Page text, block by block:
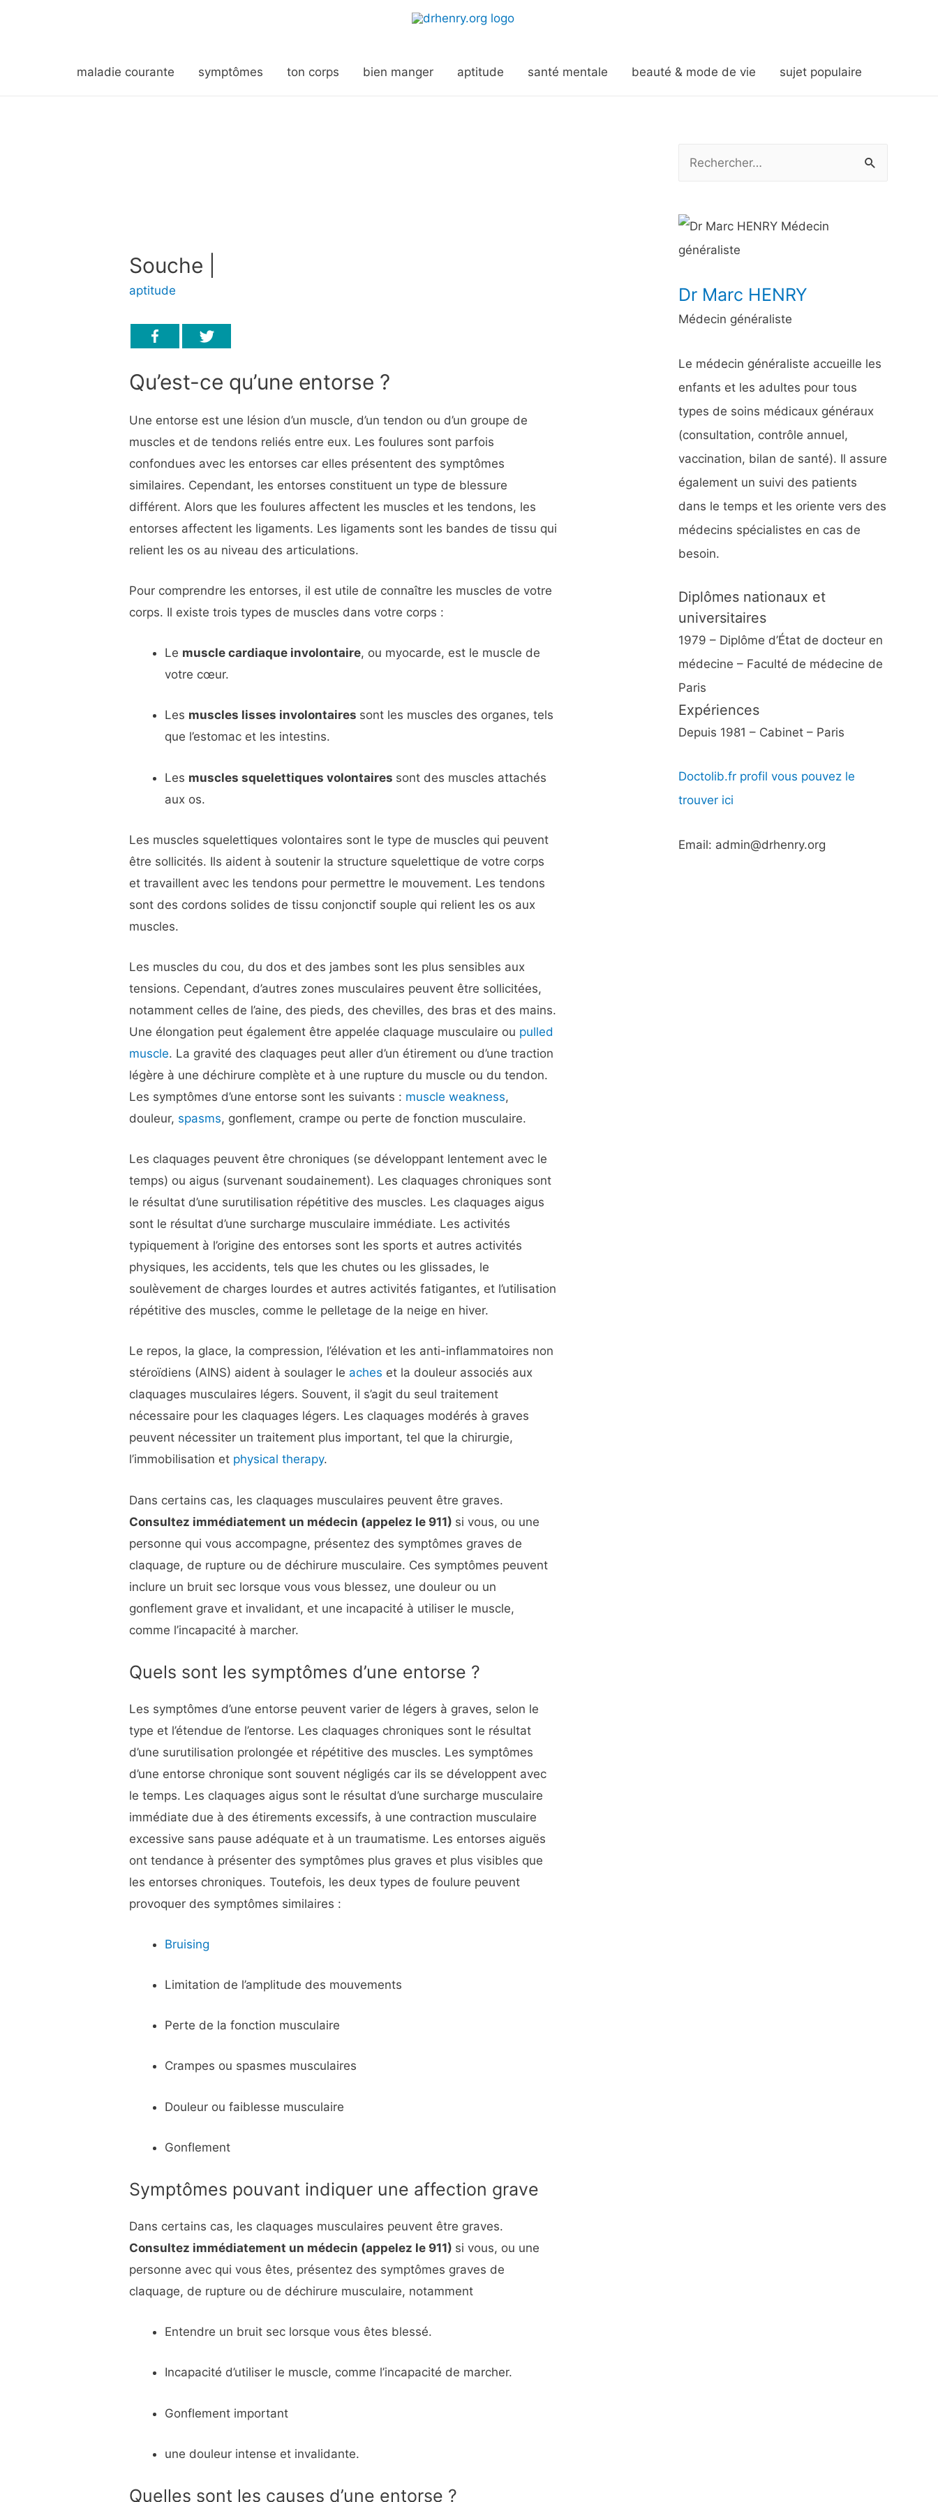
maladie courante symptômes ton corps bien manger aptitude santé mentale beauté & mode de vie sujet populaire
Souche |
aptitude
Qu’est-ce qu’une entorse ?
Une entorse est une lésion d’un muscle, d’un tendon ou d’un groupe de
muscles et de tendons reliés entre eux. Les foulures sont parfois
confondues avec les entorses car elles présentent des symptômes
similaires. Cependant, les entorses constituent un type de blessure
différent. Alors que les foulures affectent les muscles et les tendons, les
entorses affectent les ligaments. Les ligaments sont les bandes de tissu qui
relient les os au niveau des articulations.
Pour comprendre les entorses, il est utile de connaître les muscles de votre
corps. Il existe trois types de muscles dans votre corps :
Le muscle cardiaque involontaire, ou myocarde, est le muscle de
votre cœur.
Les muscles lisses involontaires sont les muscles des organes, tels
que l’estomac et les intestins.
Les muscles squelettiques volontaires sont des muscles attachés
aux os.
Les muscles squelettiques volontaires sont le type de muscles qui peuvent
être sollicités. Ils aident à soutenir la structure squelettique de votre corps
et travaillent avec les tendons pour permettre le mouvement. Les tendons
sont des cordons solides de tissu conjonctif souple qui relient les os aux
muscles.
Les muscles du cou, du dos et des jambes sont les plus sensibles aux
tensions. Cependant, d’autres zones musculaires peuvent être sollicitées,
notamment celles de l’aine, des pieds, des chevilles, des bras et des mains.
Une élongation peut également être appelée claquage musculaire ou pulled
muscle. La gravité des claquages peut aller d’un étirement ou d’une traction
légère à une déchirure complète et à une rupture du muscle ou du tendon.
Les symptômes d’une entorse sont les suivants : muscle weakness,
douleur, spasms, gonflement, crampe ou perte de fonction musculaire.
Les claquages peuvent être chroniques (se développant lentement avec le
temps) ou aigus (survenant soudainement). Les claquages chroniques sont
le résultat d’une surutilisation répétitive des muscles. Les claquages aigus
sont le résultat d’une surcharge musculaire immédiate. Les activités
typiquement à l’origine des entorses sont les sports et autres activités
physiques, les accidents, tels que les chutes ou les glissades, le
soulèvement de charges lourdes et autres activités fatigantes, et l’utilisation
répétitive des muscles, comme le pelletage de la neige en hiver.
Le repos, la glace, la compression, l’élévation et les anti-inflammatoires non
stéroïdiens (AINS) aident à soulager le aches et la douleur associés aux
claquages musculaires légers. Souvent, il s’agit du seul traitement
nécessaire pour les claquages légers. Les claquages modérés à graves
peuvent nécessiter un traitement plus important, tel que la chirurgie,
l’immobilisation et physical therapy.
Dans certains cas, les claquages musculaires peuvent être graves.
Consultez immédiatement un médecin (appelez le 911) si vous, ou une
personne qui vous accompagne, présentez des symptômes graves de
claquage, de rupture ou de déchirure musculaire. Ces symptômes peuvent
inclure un bruit sec lorsque vous vous blessez, une douleur ou un
gonflement grave et invalidant, et une incapacité à utiliser le muscle,
comme l’incapacité à marcher.
Quels sont les symptômes d’une entorse ?
Les symptômes d’une entorse peuvent varier de légers à graves, selon le
type et l’étendue de l’entorse. Les claquages chroniques sont le résultat
d’une surutilisation prolongée et répétitive des muscles. Les symptômes
d’une entorse chronique sont souvent négligés car ils se développent avec
le temps. Les claquages aigus sont le résultat d’une surcharge musculaire
immédiate due à des étirements excessifs, à une contraction musculaire
excessive sans pause adéquate et à un traumatisme. Les entorses aiguës
ont tendance à présenter des symptômes plus graves et plus visibles que
les entorses chroniques. Toutefois, les deux types de foulure peuvent
provoquer des symptômes similaires :
Bruising
Limitation de l’amplitude des mouvements
Perte de la fonction musculaire
Crampes ou spasmes musculaires
Douleur ou faiblesse musculaire
Gonflement
Symptômes pouvant indiquer une affection grave
Dans certains cas, les claquages musculaires peuvent être graves.
Consultez immédiatement un médecin (appelez le 911) si vous, ou une
personne avec qui vous êtes, présentez des symptômes graves de
claquage, de rupture ou de déchirure musculaire, notamment
Entendre un bruit sec lorsque vous êtes blessé.
Incapacité d’utiliser le muscle, comme l’incapacité de marcher.
Gonflement important
une douleur intense et invalidante.
Quelles sont les causes d’une entorse ?
h
e
c
h
r
:
Dr Marc HENRY
Médecin généraliste
Le médecin généraliste accueille les
enfants et les adultes pour tous
types de soins médicaux généraux
(consultation, contrôle annuel,
vaccination, bilan de santé). Il assure
également un suivi des patients
dans le temps et les oriente vers des
médecins spécialistes en cas de
besoin.
Diplômes nationaux et
universitaires
1979 – Diplôme d’État de docteur en
médecine – Faculté de médecine de
Paris
Expériences
Depuis 1981 – Cabinet – Paris
Doctolib.fr profil vous pouvez le
trouver ici
Email: admin@drhenry.org